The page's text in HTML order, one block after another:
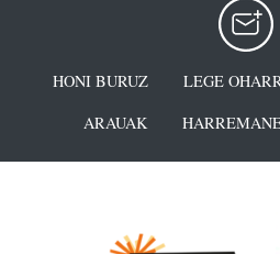
HONI BURUZ LEGE
ARAUAK